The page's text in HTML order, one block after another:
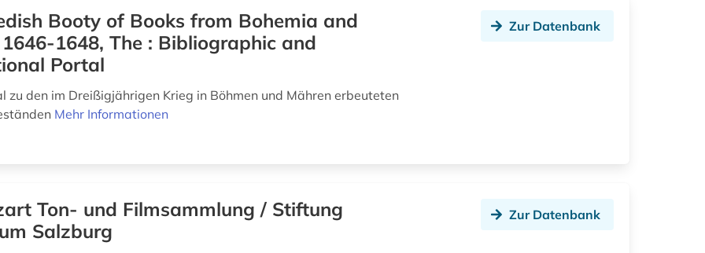
Booty of Books from Bohemia and
1648, The : Bibliographic and
Portal
zu den im Dreißigjährigen Krieg in Böhmen und Mähren erbeuteten
Mehr Informationen
Zur Datenbank
Ton- und Filmsammlung / Stiftung
Salzburg
Zur Datenbank